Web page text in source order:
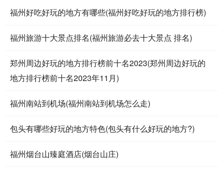
福州好吃好玩的地方有哪些(福州好吃好玩的地方排行榜)
福州旅游十大景点排名(福州旅游必去十大景点 排名)
郑州周边好玩的地方排行榜前十名2023(郑州周边好玩的
地方排行榜前十名2023年11月)
福州南站到机场(福州南站到机场怎么走)
包头有哪些好玩的地方特色(包头有什么好玩的地方?)
福州烟台山臻庭酒店(烟台山庄)